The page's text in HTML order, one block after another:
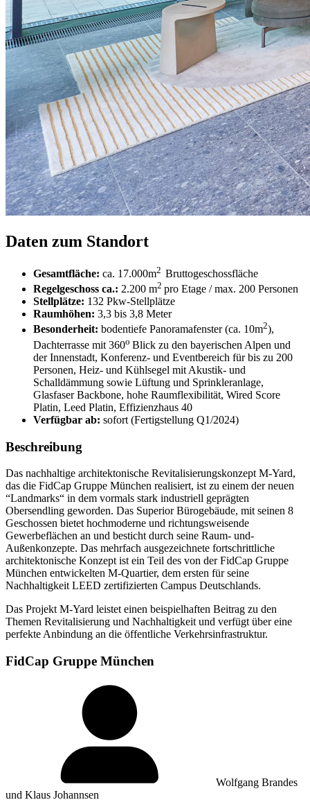
Daten zum Standort
Gesamtfläche: ca. 17.000m2 Bruttogeschossfläche
Regelgeschoss ca.: 2.200 m2 pro Etage / max. 200 Personen
Stellplätze: 132 Pkw-Stellplätze
Raumhöhen: 3,3 bis 3,8 Meter
Besonderheit: bodentiefe Panoramafenster (ca. 10m2),
Dachterrasse mit 360o Blick zu den bayerischen Alpen und
der Innenstadt, Konferenz- und Eventbereich für bis zu 200
Personen, Heiz- und Kühlsegel mit Akustik- und
Schalldämmung sowie Lüftung und Sprinkleranlage,
Glasfaser Backbone, hohe Raumflexibilität, Wired Score
Platin, Leed Platin, Effizienzhaus 40
Verfügbar ab: sofort (Fertigstellung Q1/2024)
Beschreibung
Das nachhaltige architektonische Revitalisierungskonzept M-Yard,
das die FidCap Gruppe München realisiert, ist zu einem der neuen
“Landmarks“ in dem vormals stark industriell geprägten
Obersendling geworden. Das Superior Bürogebäude, mit seinen 8
Geschossen bietet hochmoderne und richtungsweisende
Gewerbeflächen an und besticht durch seine Raum- und-
Außenkonzepte. Das mehrfach ausgezeichnete fortschrittliche
architektonische Konzept ist ein Teil des von der FidCap Gruppe
München entwickelten M-Quartier, dem ersten für seine
Nachhaltigkeit LEED zertifizierten Campus Deutschlands.
Das Projekt M-Yard leistet einen beispielhaften Beitrag zu den
Themen Revitalisierung und Nachhaltigkeit und verfügt über eine
perfekte Anbindung an die öffentliche Verkehrsinfrastruktur.
FidCap Gruppe München
Wolfgang Brandes
und Klaus Johannsen